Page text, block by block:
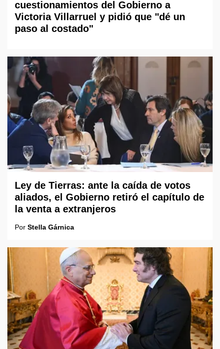
cuestionamientos del Gobierno a
Victoria Villarruel y pidió que "dé un
paso al costado"
Ley de Tierras: ante la caída de votos
aliados, el Gobierno retiró el capítulo de
la venta a extranjeros
Por Stella Gárnica